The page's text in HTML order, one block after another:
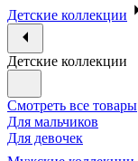
Детские коллекции
Детские коллекции
Смотреть все товары
Для мальчиков
Для девочек